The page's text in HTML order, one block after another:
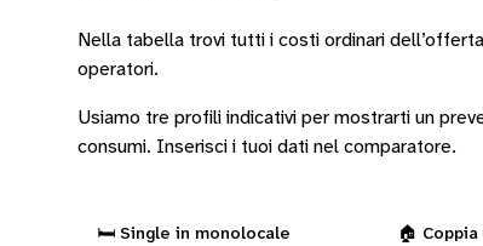
Nella tabella trovi tutti i costi ordinari
operatori.
Usiamo tre profili indicativi per mostrarti un
consumi. Inserisci i tuoi dati nel comparatore.
🛏️ Single in monolocale
🏠